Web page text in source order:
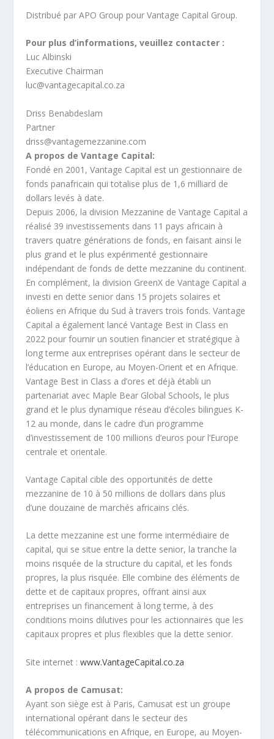
Distribué par APO Group pour Vantage Capital Group.
Pour plus d’informations, veuillez contacter :
Luc Albinski
Executive Chairman
luc@vantagecapital.co.za
Driss Benabdeslam
Partner
driss@vantagemezzanine.com
A propos de Vantage Capital:
Fondé en 2001, Vantage Capital est un gestionnaire de
fonds panafricain qui totalise plus de 1,6 milliard de
dollars levés à date.
Depuis 2006, la division Mezzanine de Vantage Capital a
réalisé 39 investissements dans 11 pays africain à
travers quatre générations de fonds, en faisant ainsi le
plus grand et le plus expérimenté gestionnaire
indépendant de fonds de dette mezzanine du continent.
En complément, la division GreenX de Vantage Capital a
investi en dette senior dans 15 projets solaires et
éoliens en Afrique du Sud à travers trois fonds. Vantage
Capital a également lancé Vantage Best in Class en
2022 pour fournir un soutien financier et stratégique à
long terme aux entreprises opérant dans le secteur de
l’éducation en Europe, au Moyen-Orient et en Afrique.
Vantage Best in Class a d’ores et déjà établi un
partenariat avec Maple Bear Global Schools, le plus
grand et le plus dynamique réseau d’écoles bilingues K-
12 au monde, dans le cadre d’un programme
d’investissement de 100 millions d’euros pour l’Europe
centrale et orientale.
Vantage Capital cible des opportunités de dette
mezzanine de 10 à 50 millions de dollars dans plus
d’une douzaine de marchés africains clés.
La dette mezzanine est une forme intermédiaire de
capital, qui se situe entre la dette senior, la tranche la
moins risquée de la structure du capital, et les fonds
propres, la plus risquée. Elle combine des éléments de
dette et de capitaux propres, offrant ainsi aux
entreprises un financement à long terme, à des
conditions moins dilutives pour les actionnaires que les
capitaux propres et plus flexibles que la dette senior.
Site internet :www.VantageCapital.co.za
A propos de Camusat:
Ayant son siège est à Paris, Camusat est un groupe
international opérant dans le secteur des
télécommunications en Afrique, en Europe, au Moyen-